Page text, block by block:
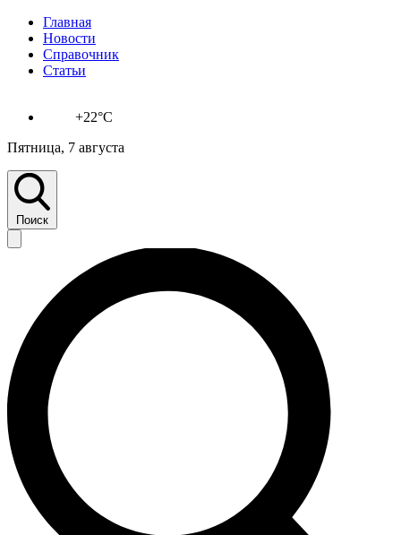
Главная
Новости
Справочник
Статьи
+22°C
Пятница, 7 августа
Поиск